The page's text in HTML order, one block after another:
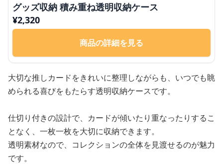
グッズ収納 積み重ね透明収納ケース
¥2,320
商品の詳細を見る
大切な推しカードをきれいに整理しながらも、いつでも眺
められる喜びをもたらす透明収納ケースです。
仕切り付きの設計で、カードが傾いたり重なったりするこ
となく、一枚一枚を大切に収納できます。
透明素材なので、コレクションの全体を見渡せるのが魅力
です。